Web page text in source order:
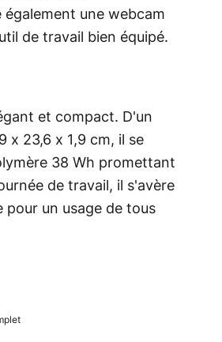
également une webcam
de travail bien équipé.
et compact. D'un
x 23,6 x 1,9 cm, il se
38 Wh promettant
de travail, il s'avère
pour un usage de tous